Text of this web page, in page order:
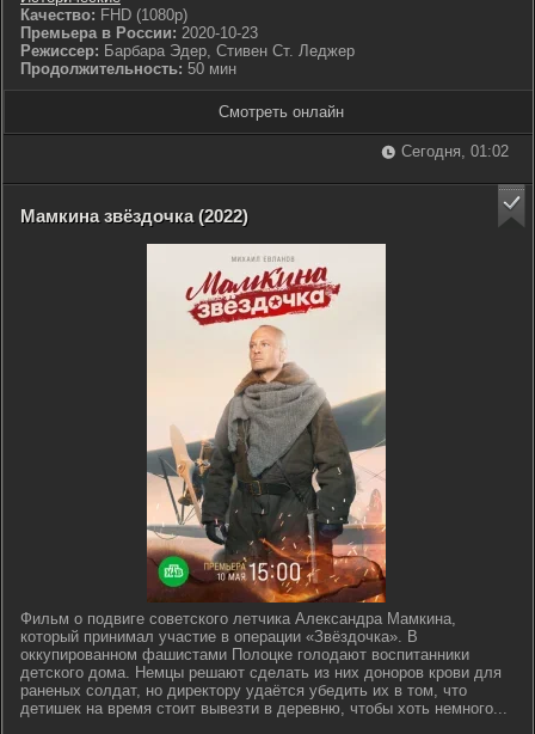
Качество: FHD (1080p)
Премьера в России: 2020-10-23
Режиссер: Барбара Эдер, Стивен Ст. Леджер
Продолжительность: 50 мин
Смотреть онлайн
Сегодня, 01:02
Мамкина звёздочка (2022)
Фильм о подвиге советского летчика Александра Мамкина,
который принимал участие в операции «Звёздочка». В
оккупированном фашистами Полоцке голодают воспитанники
детского дома. Немцы решают сделать из них доноров крови для
раненых солдат, но директору удаётся убедить их в том, что
детишек на время стоит вывезти в деревню, чтобы хоть немного...